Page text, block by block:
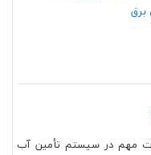
برق
مهم در سیستم تأمین آب